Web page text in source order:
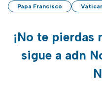
Papa Francisco
¡No te
sigue a adn